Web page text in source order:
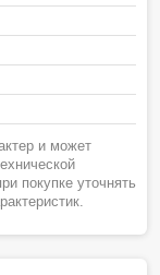
и может
покупке уточнять